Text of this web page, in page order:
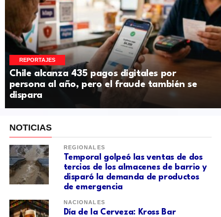
REPORTAJES
Chile alcanza 435 pagos digitales por
persona al año, pero el fraude también se
dispara
NOTICIAS
REGIONALES
Temporal golpeó las ventas de dos
tercios de los almacenes de barrio y
disparó la demanda de productos
de emergencia
NACIONALES
Día de la Cerveza: Kross Bar